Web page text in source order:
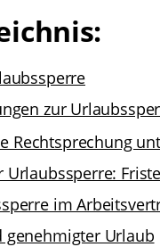
zur
Rechtsprechung
Urlaubssperre:
im
genehmigter Urlaub